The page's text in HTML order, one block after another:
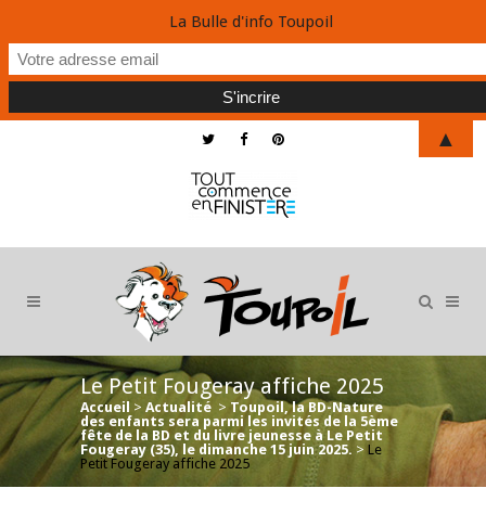
Le Petit Fougeray affiche 2025
Accueil > Actualité > Toupoil, la BD-Nature
des enfants sera parmi les invités de la 5ème
fête de la BD et du livre jeunesse à Le Petit
Fougeray (35), le dimanche 15 juin 2025. > Le
Petit Fougeray affiche 2025
La Bulle d'info Toupoil
▲